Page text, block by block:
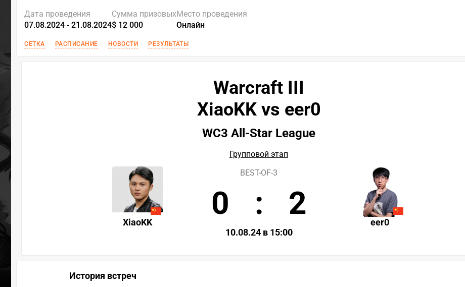
Дата проведения
07.08.2024 - 21.08.2024
Сумма призовых
$ 12 000
Место проведения
Онлайн
СЕТКА РАСПИСАНИЕ НОВОСТИ РЕЗУЛЬТАТЫ
Warcraft III
XiaoKK vs eer0
WC3 All-Star League
Групповой этап
XiaoKK eer0
BEST-OF-3
0 : 2
10.08.24 в 15:00
История встреч